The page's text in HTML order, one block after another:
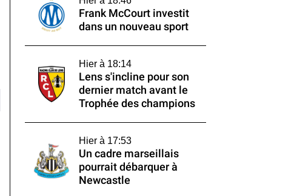
Frank McCourt investit
dans un nouveau sport
Hier à 18:14
Lens s'incline pour son
dernier match avant le
Trophée des champions
Hier à 17:53
Un cadre marseillais
pourrait débarquer à
Newcastle